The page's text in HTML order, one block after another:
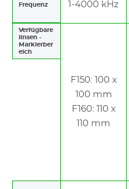
Frequenz 1-4000 kHz
Verfügbare
linsen -
Markierber
eich
F150: 100 x
100 mm
F160: 110 x
110 mm